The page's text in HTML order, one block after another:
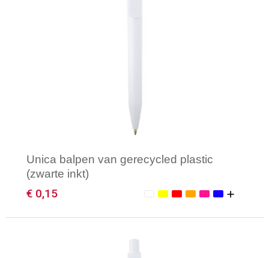
Unica balpen van gerecycled plastic
(zwarte inkt)
€ 0,15